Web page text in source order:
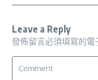
Leave a Reply
發佈留言必須填寫的電